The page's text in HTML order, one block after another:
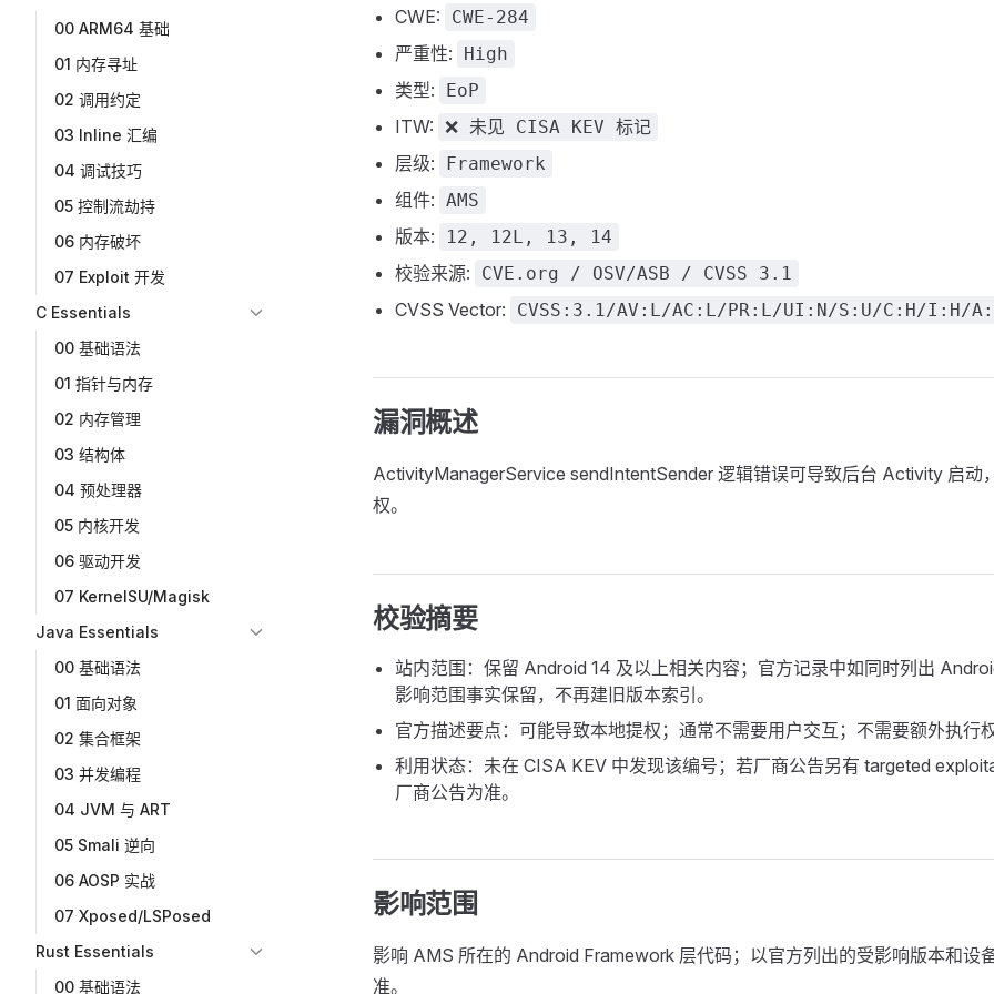
00 ARM64 基础
01 内存寻址
02 调用约定
03 Inline 汇编
04 调试技巧
05 控制流劫持
06 内存破坏
07 Exploit 开发
C Essentials
00 基础语法
01 指针与内存
02 内存管理
03 结构体
04 预处理器
05 内核开发
06 驱动开发
07 KernelSU/Magisk
Java Essentials
00 基础语法
01 面向对象
02 集合框架
03 并发编程
04 JVM 与 ART
05 Smali 逆向
06 AOSP 实战
07 Xposed/LSPosed
Rust Essentials
00 基础语法
CWE: CWE-284
严重性: High
类型: EoP
ITW: ❌ 未见 CISA KEV 标记
层级: Framework
组件: AMS
版本: 12, 12L, 13, 14
校验来源: CVE.org / OSV/ASB / CVSS 3.1
CVSS Vector: CVSS:3.1/AV:L/AC:L/PR:L/UI:N/S:U/C:H/I:H/
漏洞概述
ActivityManagerService sendIntentSender 逻辑错误可导致后台 Activity 启动
权。
校验摘要
站内范围：保留 Android 14 及以上相关内容；官方记录中如同时列出
影响范围事实保留，不再建旧版本索引。
官方描述要点：可能导致本地提权；通常不需要用户交互；不需要额外执行
利用状态：未在 CISA KEV 中发现该编号；若厂商公告另有 targeted
厂商公告为准。
影响范围
影响 AMS 所在的 Android Framework 层代码；以官方列出的受影响版本和设
准。